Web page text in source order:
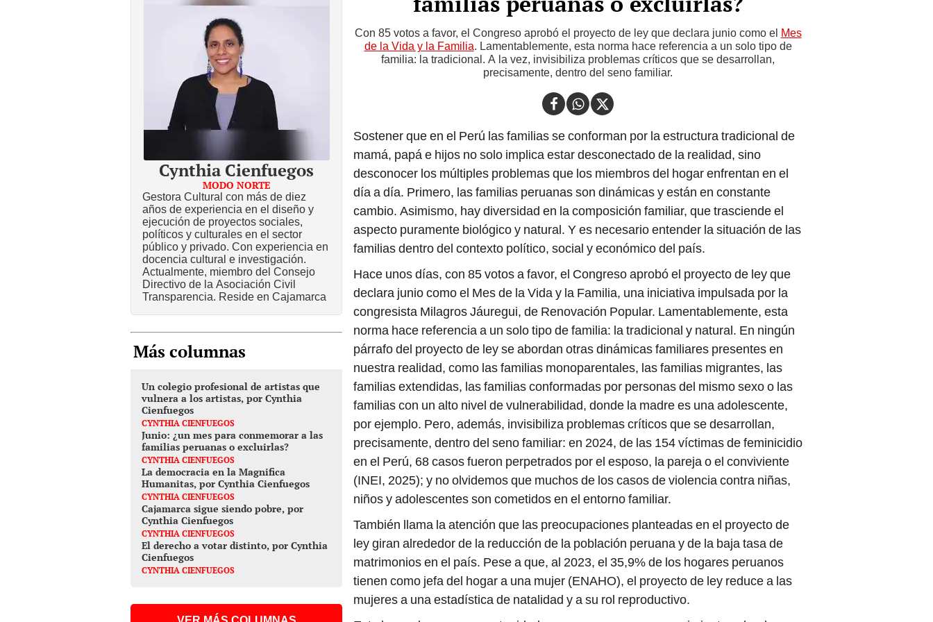
Con 85 votos a favor, el Congreso aprobó el proyecto de ley que declara junio como el Mes
de la Vida y la Familia. Lamentablemente, esta norma hace referencia a un solo tipo de
familia: la tradicional. A la vez, invisibiliza problemas críticos que se desarrollan,
precisamente, dentro del seno familiar.
Sostener que en el Perú las familias se conforman por la estructura tradicional de
mamá, papá e hijos no solo implica estar desconectado de la realidad, sino
desconocer los múltiples problemas que los miembros del hogar enfrentan en el
día a día. Primero, las familias peruanas son dinámicas y están en constante
cambio. Asimismo, hay diversidad en la composición familiar, que trasciende el
aspecto puramente biológico y natural. Y es necesario entender la situación de las
familias dentro del contexto político, social y económico del país.
Hace unos días, con 85 votos a favor, el Congreso aprobó el proyecto de ley que
declara junio como el Mes de la Vida y la Familia, una iniciativa impulsada por la
congresista Milagros Jáuregui, de Renovación Popular. Lamentablemente, esta
norma hace referencia a un solo tipo de familia: la tradicional y natural. En ningún
párrafo del proyecto de ley se abordan otras dinámicas familiares presentes en
nuestra realidad, como las familias monoparentales, las familias migrantes, las
familias extendidas, las familias conformadas por personas del mismo sexo o las
familias con un alto nivel de vulnerabilidad, donde la madre es una adolescente,
por ejemplo. Pero, además, invisibiliza problemas críticos que se desarrollan,
precisamente, dentro del seno familiar: en 2024, de las 154 víctimas de feminicidio
en el Perú, 68 casos fueron perpetrados por el esposo, la pareja o el conviviente
(INEI, 2025); y no olvidemos que muchos de los casos de violencia contra niñas,
niños y adolescentes son cometidos en el entorno familiar.
También llama la atención que las preocupaciones planteadas en el proyecto de
ley giran alrededor de la reducción de la población peruana y de la baja tasa de
matrimonios en el país. Pese a que, al 2023, el 35,9% de los hogares peruanos
tienen como jefa del hogar a una mujer (ENAHO), el proyecto de ley reduce a las
mujeres a una estadística de natalidad y a su rol reproductivo.
Cynthia Cienfuegos
MODO NORTE
Gestora Cultural con más de diez
años de experiencia en el diseño y
ejecución de proyectos sociales,
políticos y culturales en el sector
público y privado. Con experiencia en
docencia cultural e investigación.
Actualmente, miembro del Consejo
Directivo de la Asociación Civil
Transparencia. Reside en Cajamarca
Más columnas
Un colegio profesional de artistas que
vulnera a los artistas, por Cynthia
Cienfuegos
CYNTHIA CIENFUEGOS
Junio: ¿un mes para conmemorar a las
familias peruanas o excluirlas?
CYNTHIA CIENFUEGOS
La democracia en la Magnifica
Humanitas, por Cynthia Cienfuegos
CYNTHIA CIENFUEGOS
Cajamarca sigue siendo pobre, por
Cynthia Cienfuegos
CYNTHIA CIENFUEGOS
El derecho a votar distinto, por Cynthia
Cienfuegos
CYNTHIA CIENFUEGOS